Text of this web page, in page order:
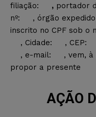
filiação:
, portador
nº:
, órgão
inscrito no CPF sob o
, Cidade:
, CEP:
, e-mail:
, vem, à
propor a presente
AÇÃO